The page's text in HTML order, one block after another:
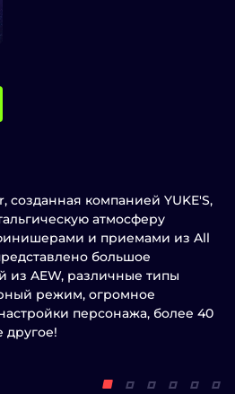
созданная компанией YUKE'S,
атмосферу
и приемами из All
большое
из AEW, различные типы
режим, огромное
персонажа, более 40
другое!